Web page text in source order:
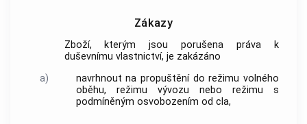
Zákazy
Zboží, kterým jsou porušena práva k
duševnímu vlastnictví, je zakázáno
a)
navrhnout na propuštění do režimu volného
oběhu, režimu vývozu nebo režimu s
podmíněným osvobozením od cla,